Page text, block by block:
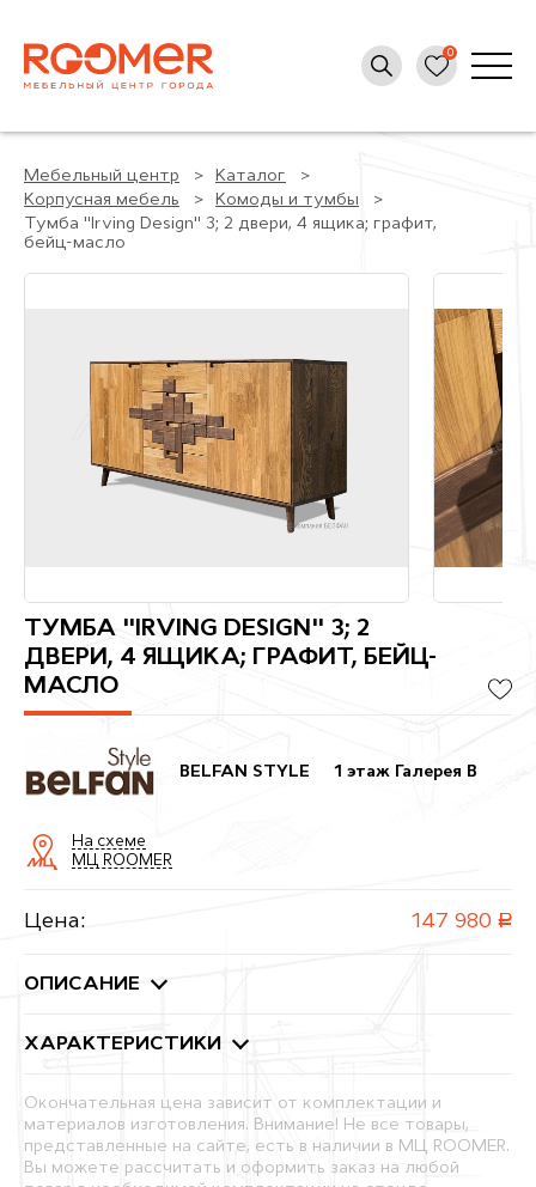
Мебельный центр
Каталог
Корпусная мебель
Комоды и тумбы
Тумба "Irving Design" 3; 2 двери, 4 ящика; графит,
бейц-масло
ТУМБА "IRVING DESIGN" 3; 2
ДВЕРИ, 4 ЯЩИКА; ГРАФИТ, БЕЙЦ-
МАСЛО
BELFAN STYLE 1 этаж Галерея B
На схеме
МЦ ROOMER
Цена: 147 980 руб.
ОПИСАНИЕ
ХАРАКТЕРИСТИКИ
Окончательная цена зависит от комплектации и
материалов изготовления. Внимание! Не все товары,
представленные на сайте, есть в наличии в МЦ ROOMER.
Вы можете рассчитать и оформить заказ на любой